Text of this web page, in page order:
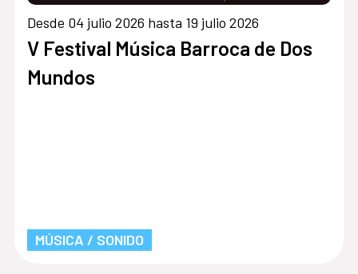
Desde 04 julio 2026 hasta 19 julio 2026
V Festival Música Barroca de Dos
Mundos
MÚSICA / SONIDO